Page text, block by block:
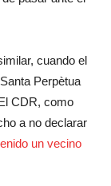
cuando el
Perpètua
CDR, como
a no declarar
un vecino